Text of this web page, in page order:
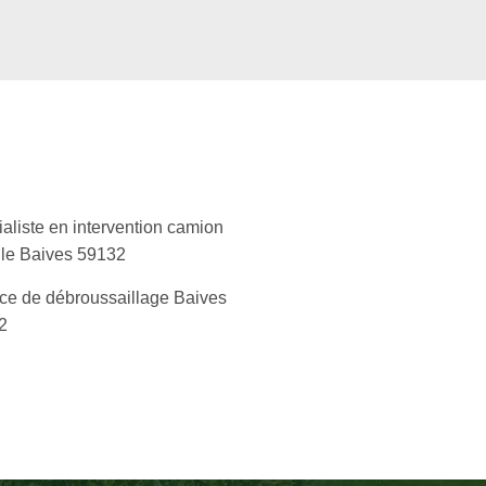
en intervention camion
Baives 59132
de débroussaillage Baives